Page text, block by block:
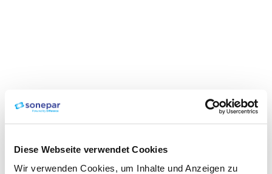
Diese Webseite verwendet Cookies
Wir verwenden Cookies, um Inhalte und Anzeigen zu